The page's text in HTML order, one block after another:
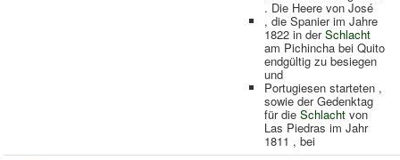
. Die Heere von José
, die Spanier im Jahre
1822 in derSchlacht
am Pichincha bei Quito
endgültig zu besiegen
und
Portugiesen starteten ,
sowie der Gedenktag
für die Schlacht von
Las Piedras im Jahr
1811 , bei